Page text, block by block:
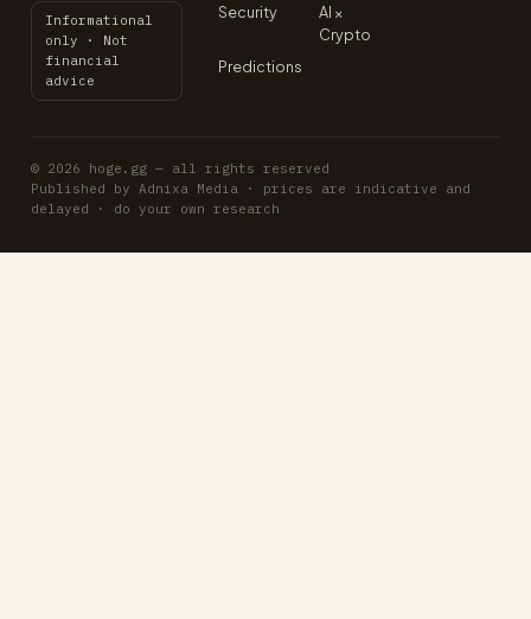
Informational
only · Not
financial
advice
Security
AI ×
Crypto
Predictions
© 2026 hoge.gg — all rights reserved
Published by Adnixa Media · prices are indicative and
delayed · do your own research